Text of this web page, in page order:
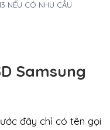
NẾU CÓ NHU CẦU
Samsung
đây chỉ có tên gọi